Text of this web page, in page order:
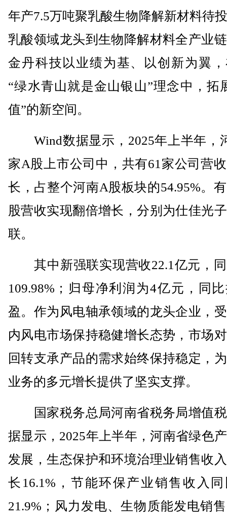
年产7.5万吨聚乳酸生物降解新材料待
乳酸领域龙头到生物降解材料全产业
金丹科技以业绩为基、以创新为翼
“绿水青山就是金山银山”理念中，拓
值”的新空间。
Wind数据显示，2025年上半年，
家A股上市公司中，共有61家公司营
长，占整个河南A股板块的54.95%。
股营收实现翻倍增长，分别为仕佳光
联。
其中新强联实现营收22.1亿元，同
109.98%；归母净利润为4亿元，同
盈。作为风电轴承领域的龙头企业，
内风电市场保持稳健增长态势，市场
回转支承产品的需求始终保持稳定，
业务的多元增长提供了坚实支撑。
国家税务总局河南省税务局增值
据显示，2025年上半年，河南省绿色
发展，生态保护和环境治理业销售收
长16.1%，节能环保产业销售收入
21.9%；风力发电、生物质能发电销